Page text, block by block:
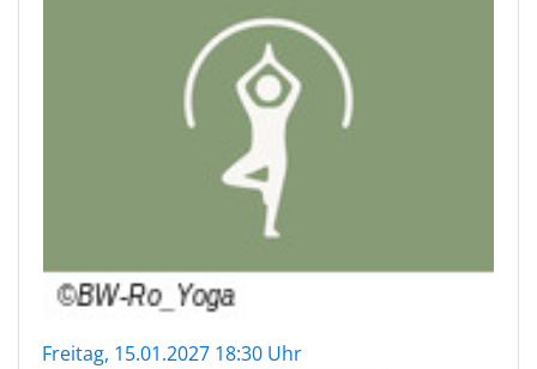
Freitag, 15.01.2027 18:30 Uhr